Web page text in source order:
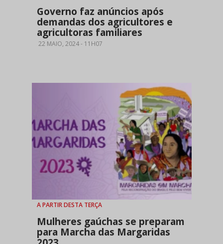
Governo faz anúncios após
demandas dos agricultores e
agricultoras familiares
22 MAIO, 2024 - 11H07
A PARTIR DESTA TERÇA
Mulheres gaúchas se preparam
para Marcha das Margaridas